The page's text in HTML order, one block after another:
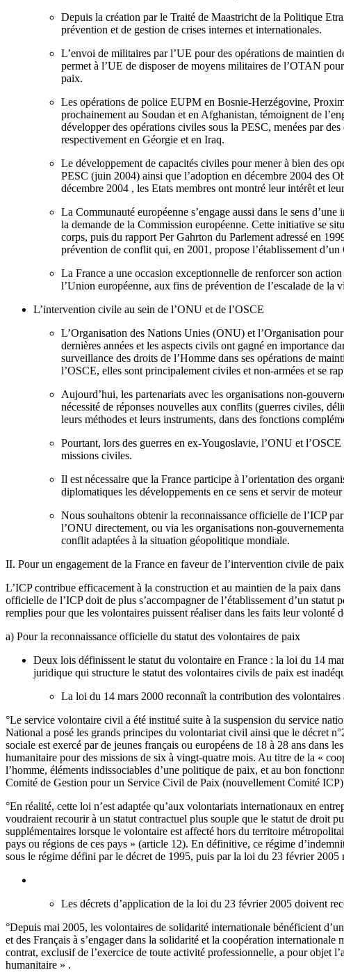
Depuis la création par le Traité de Maastricht de la Politique
prévention et de gestion de crises internes et internationales.
L’envoi de militaires par l’UE pour des opérations de maintien
permet à l’UE de disposer de moyens militaires de l’OTAN
paix.
Les opérations de police EUPM en Bosnie-Herzégovine,
prochainement au Soudan et en Afghanistan, témoignent de
développer des opérations civiles sous la PESC, menées par
respectivement en Géorgie et en Iraq.
Le développement de capacités civiles pour mener à bien des
PESC (juin 2004) ainsi que l’adoption en décembre 2004 des
décembre 2004 , les Etats membres ont montré leur intérêt et
La Communauté européenne s’engage aussi dans le sens
la demande de la Commission européenne. Cette initiative se
corps, puis du rapport Per Gahrton du Parlement adressé en
prévention de conflit qui, en 2001, propose l’établissement
La France a une occasion exceptionnelle de renforcer son
l’Union européenne, aux fins de prévention de l’escalade de la
L’intervention civile au sein de l’ONU et de l’OSCE
L’Organisation des Nations Unies (ONU) et l’Organisation
dernières années et les aspects civils ont gagné en importance
surveillance des droits de l’Homme dans ses opérations de
l’OSCE, elles sont principalement civiles et non-armées et se
Aujourd’hui, les partenariats avec les organisations non-
nécessité de réponses nouvelles aux conflits (guerres civiles,
leurs méthodes et leurs instruments, dans des fonctions
Pourtant, lors des guerres en ex-Yougoslavie, l’ONU et
missions civiles.
Il est nécessaire que la France participe à l’orientation des
diplomatiques les développements en ce sens et servir de
Nous souhaitons obtenir la reconnaissance officielle de l’ICP
l’ONU directement, ou via les organisations non-
conflit adaptées à la situation géopolitique mondiale.
II. Pour un engagement de la France en faveur de l’intervention civile de paix
L’ICP contribue efficacement à la construction et au maintien de la paix
officielle de l’ICP doit de plus s’accompagner de l’établissement d’un
remplies pour que les volontaires puissent réaliser dans les faits leur volonté
a) Pour la reconnaissance officielle du statut des volontaires de paix
Deux lois définissent le statut du volontaire en France : la loi du 14
juridique qui structure le statut des volontaires civils de paix est
La loi du 14 mars 2000 reconnaît la contribution des
°Le service volontaire civil a été institué suite à la suspension du service
National a posé les grands principes du volontariat civil ainsi que le décret
sociale est exercé par de jeunes français ou européens de 18 à 28 ans dans
humanitaire pour des missions de six à vingt-quatre mois. Au titre de la «
l’homme, éléments indissociables d’une politique de paix, et au bon
Comité de Gestion pour un Service Civil de Paix (nouvellement Comité
°En réalité, cette loi n’est adaptée qu’aux volontariats internationaux en
voudraient recourir à un statut contractuel plus souple que le statut de droit
supplémentaires lorsque le volontaire est affecté hors du territoire
pays ou régions de ces pays » (article 12). En définitive, ce régime
sous le régime défini par le décret de 1995, puis par la loi du 23 février
Les décrets d’application de la loi du 23 février 2005 doivent
°Depuis mai 2005, les volontaires de solidarité internationale bénéficient
et des Français à s’engager dans la solidarité et la coopération
contrat, exclusif de l’exercice de toute activité professionnelle, a pour objet
humanitaire » .